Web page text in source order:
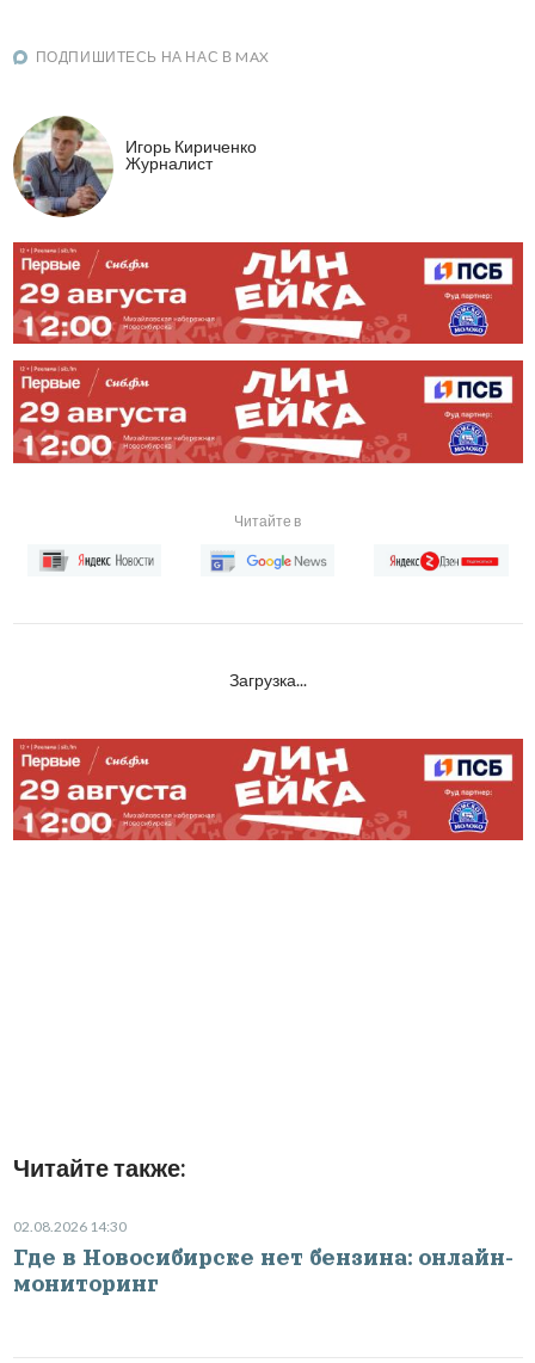
ПОДПИШИТЕСЬ НА НАС В MAX
Игорь Кириченко
Журналист
Читайте в
Загрузка...
Читайте также:
02.08.2026 14:30
Где в Новосибирске нет бензина: онлайн-
мониторинг